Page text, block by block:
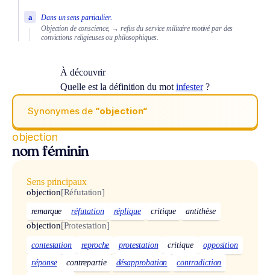
Dans un sens particulier.
a
Objection de conscience, → refus du service militaire motivé par des
convictions religieuses ou philosophiques.
À découvrir
Quelle est la définition du mot infester?
Synonymes de “objection“
objection
nom féminin
Sens principaux
objection[Réfutation]
remarque réfutation réplique critique antithèse
objection[Protestation]
contestation reproche protestation critique
opposition
réponse
contrepartie désapprobation
contradiction